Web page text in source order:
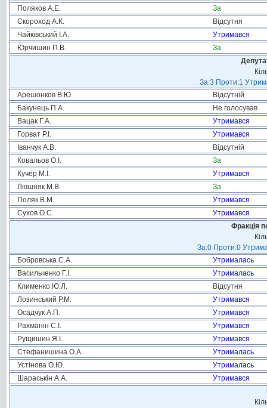
Поляков А.Е.
За
Скороход А.К.
Відсутня
Чайківський І.А.
Утримався
Юрчишин П.В.
За
За:3 Проти:1
Арешонков В.Ю.
Відсутній
Бакунець П.А.
Не голосував
Вацак Г.А.
Утримався
Горват Р.І.
Утримався
Іванчук А.В.
Відсутній
Ковальов О.І.
За
Кучер М.І.
Утримався
Люшняк М.В.
За
Поляк В.М.
Утримався
Сухов О.С.
Утримався
Фракція
За:0 Проти:0
Бобровська С.А.
Утрималась
Васильченко Г.І.
Утрималась
Клименко Ю.Л.
Відсутня
Лозинський Р.М.
Утримався
Осадчук А.П.
Утримався
Рахманін С.І.
Утримався
Рущишин Я.І.
Утримався
Стефанишина О.А.
Утрималась
Устінова О.Ю.
Утрималась
Шараськін А.А.
Утримався